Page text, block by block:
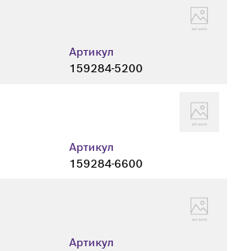
Артикул
159284-5200
Артикул
159284-6600
Артикул